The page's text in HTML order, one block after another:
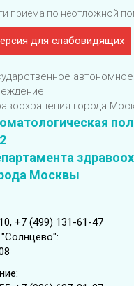
приема по неотложной
для слабовидящих
автономное
города
Москвы
+7 (499) 131-61-47